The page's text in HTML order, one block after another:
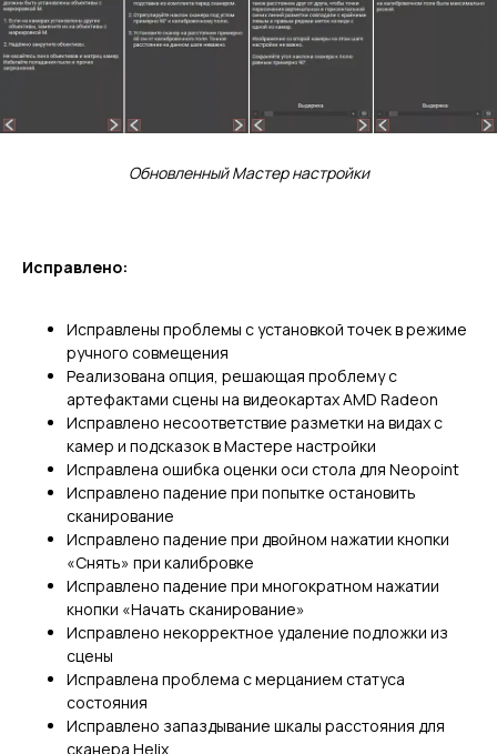
Обновленный Мастер настройки
Исправлено:
Исправлены проблемы с установкой точек в режиме
ручного совмещения
Реализована опция, решающая проблему с
артефактами сцены на видеокартах AMD Radeon
Исправлено несоответствие разметки на видах с
камер и подсказок в Мастере настройки
Исправлена ошибка оценки оси стола для Neopoint
Исправлено падение при попытке остановить
сканирование
Исправлено падение при двойном нажатии кнопки
«Снять» при калибровке
Исправлено падение при многократном нажатии
кнопки «Начать сканирование»
Исправлено некорректное удаление подложки из
сцены
Исправлена проблема с мерцанием статуса
состояния
Исправлено запаздывание шкалы расстояния для
сканера Helix
Дистрибьюторы
Применение
Услуги
ГЛАВНОЕ